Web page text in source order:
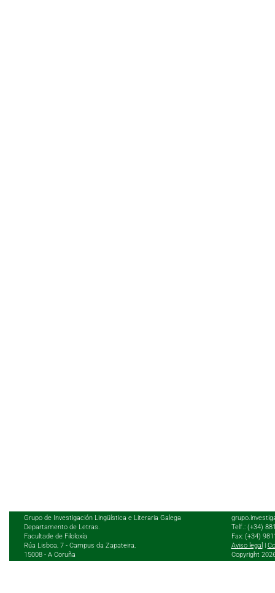
Grupo de Investigación Lingüística e Literaria Galega
Departamento de Letras.
Facultade de Filoloxía
Rúa Lisboa, 7 - Campus da Zapateira,
15008 - A Coruña
Telf.: (+34)
Fax: (+34)
Aviso legal
Copyright